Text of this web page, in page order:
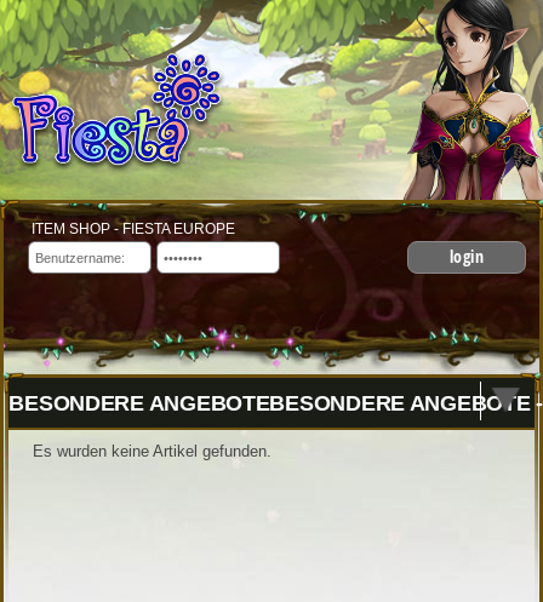
ITEM SHOP - FIESTA EUROPE
login
BESONDERE ANGEBOTEBESONDERE ANGEBOTE
Es wurden keine Artikel gefunden.